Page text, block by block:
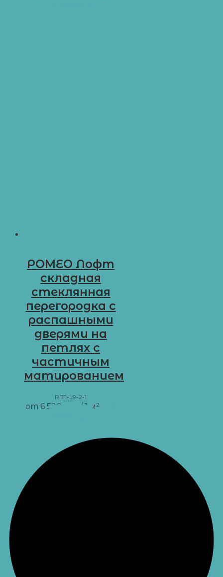
РОМЕО Лофт
складная
стеклянная
перегородка с
распашными
дверями на
петлях с
частичным
матированием
RM-L9-2-1
от 6 520 / 1 м²